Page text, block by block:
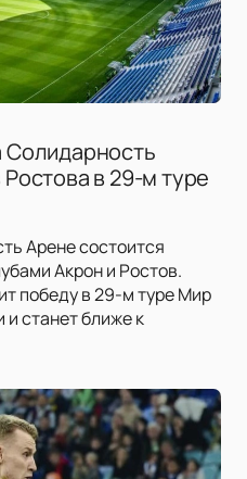
Солидарность
в 29-м туре
Арене состоится
Акрон и Ростов.
победу в 29-м туре Мир
станет ближе к